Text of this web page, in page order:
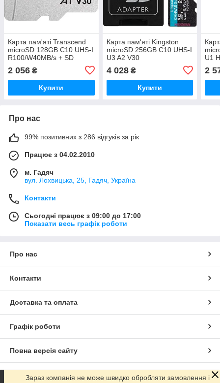
Карта пам'яті Transcend
microSD 128GB C10 UHS-I
R100/W40MB/s + SD
2 056 ₴
Купити
Карта пам'яті Kingston
microSD 256GB C10 UHS-I
U3 A2 V30
4 028₴
Купити
U1
2
Про нас
99% позитивних з 286 відгуків за рік
Працює з 04.02.2010
м. Гадяч
вул. Лохвицька, 25, Гадяч, Україна
Контакти
Сьогодні працює з 09:00 до 17:00
Показати весь графік роботи
Про нас
Контакти
Доставка та оплата
Графік роботи
Повна версія сайту
Сайт створено на маркетплейсі Prom.ua
Зараз компанія не може швидко обробляти замовлення і